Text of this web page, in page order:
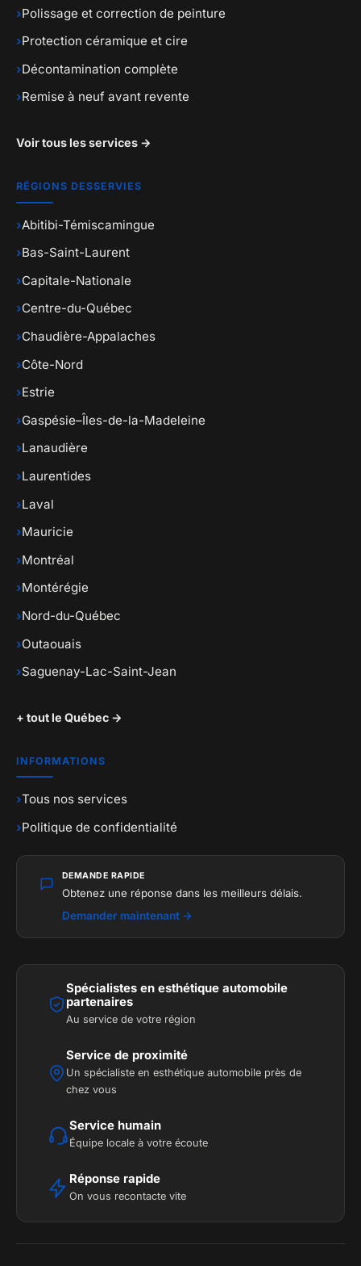
›Polissage et correction de peinture
›Protection céramique et cire
›Décontamination complète
›Remise à neuf avant revente
Voir tous les services →
RÉGIONS DESSERVIES
›Abitibi-Témiscamingue
›Bas-Saint-Laurent
›Capitale-Nationale
›Centre-du-Québec
›Chaudière-Appalaches
›Côte-Nord
›Estrie
›Gaspésie–Îles-de-la-Madeleine
›Lanaudière
›Laurentides
›Laval
›Mauricie
›Montréal
›Montérégie
›Nord-du-Québec
›Outaouais
›Saguenay-Lac-Saint-Jean
+ tout le Québec →
INFORMATIONS
›Tous nos services
›Politique de confidentialité
DEMANDE RAPIDE
Obtenez une réponse dans les meilleurs délais.
Demander maintenant →
Spécialistes en esthétique automobile
partenaires
Au service de votre région
Service de proximité
Un spécialiste en esthétique automobile près de
chez vous
Service humain
Équipe locale à votre écoute
Réponse rapide
On vous recontacte vite